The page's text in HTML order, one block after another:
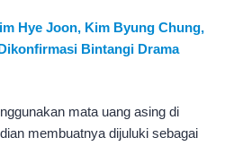
Hye Joon, Kim Byung Chung,
Bintangi Drama
mata uang asing di
membuatnya dijuluki sebagai